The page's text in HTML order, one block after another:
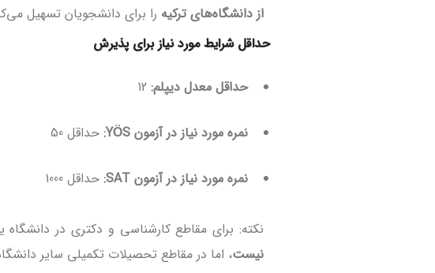
از دانشگاه‌های ترکیه را برای دانشجویان تسهیل
حداقل شرایط مورد نیاز برای پذیرش
حداقل معدل دیپلم:
نمره مورد نیاز در آزمون YÖS: حداقل 50
نمره مورد نیاز در آزمون SAT: حداقل 1000
نکته: برای مقاطع کارشناسی و دکتری در
نیست، اما در مقاطع تحصیلات تکمیلی سایر